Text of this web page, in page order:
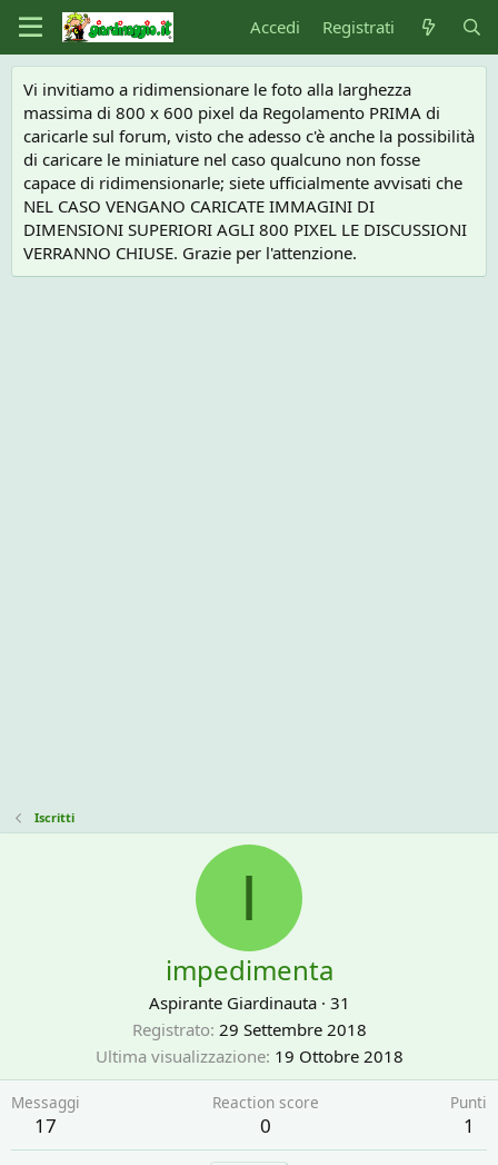
Accedi Registrati
Vi invitiamo a ridimensionare le foto alla larghezza
massima di 800 x 600 pixel da Regolamento PRIMA di
caricarle sul forum, visto che adesso c'è anche la possibilità
di caricare le miniature nel caso qualcuno non fosse
capace di ridimensionarle; siete ufficialmente avvisati che
NEL CASO VENGANO CARICATE IMMAGINI DI
DIMENSIONI SUPERIORI AGLI 800 PIXEL LE DISCUSSIONI
VERRANNO CHIUSE. Grazie per l'attenzione.
Iscritti
I
impedimenta
Aspirante Giardinauta · 31
Registrato 29 Settembre 2018
Ultima visualizzazione 19 Ottobre 2018
Messaggi
17
Reaction score
0
Punti
1